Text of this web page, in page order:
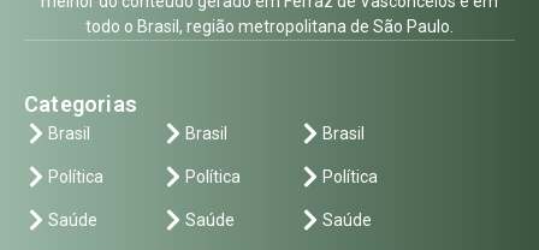
todo o Brasil, região metropolitana de São Paulo.
Categorias
Brasil
Política
Saúde
Brasil
Política
Saúde
Brasil
Política
Saúde